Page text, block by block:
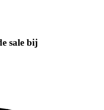
sale bij